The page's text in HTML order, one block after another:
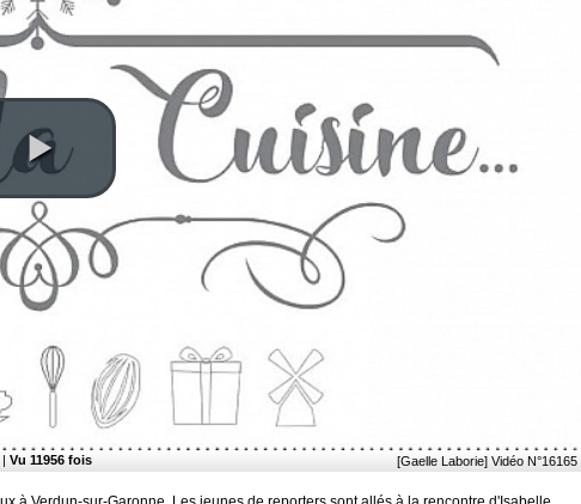
Vu 11956 fois [Gaelle Laborie] Vidéo N°16165